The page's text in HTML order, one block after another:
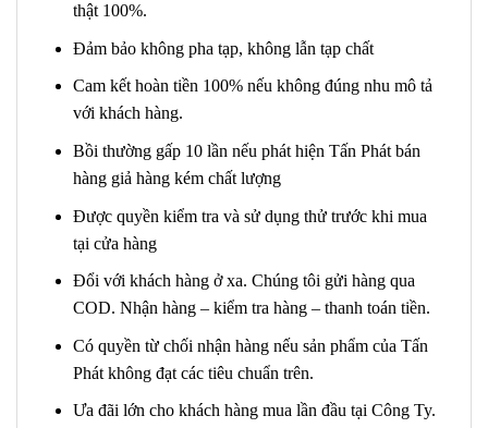
thật 100%.
Đảm bảo không pha tạp, không lẫn tạp chất
Cam kết hoàn tiền 100% nếu không đúng nhu mô tả
với khách hàng.
Bồi thường gấp 10 lần nếu phát hiện Tấn Phát bán
hàng giả hàng kém chất lượng
Được quyền kiểm tra và sử dụng thử trước khi mua
tại cửa hàng
Đổi với khách hàng ở xa. Chúng tôi gửi hàng qua
COD. Nhận hàng – kiểm tra hàng – thanh toán tiền.
Có quyền từ chối nhận hàng nếu sản phẩm của Tấn
Phát không đạt các tiêu chuẩn trên.
Ưa đãi lớn cho khách hàng mua lần đầu tại Công Ty.